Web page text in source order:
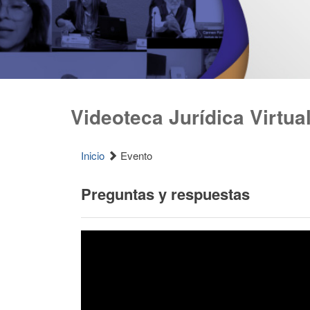
Videoteca Jurídica
Inicio Evento
Preguntas y respuestas